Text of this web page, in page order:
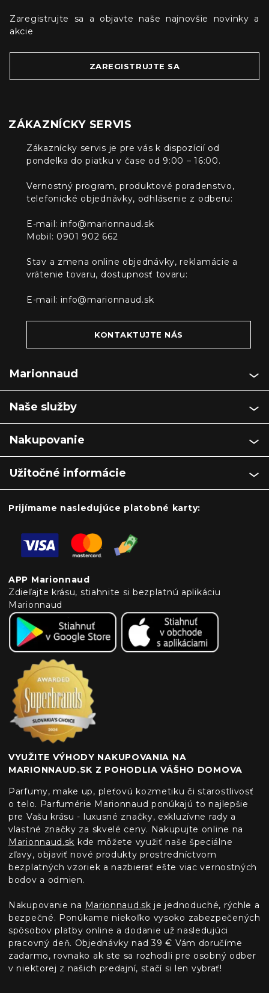
Zaregistrujte sa a objavte naše najnovšie novinky a
akcie
ZAREGISTRUJTE SA
ZÁKAZNÍCKY SERVIS
Zákaznícky servis je pre vás k dispozícií od
pondelka do piatku v čase od 9:00 – 16:00.
Vernostný program, produktové poradenstvo,
telefonické objednávky, odhlásenie z odberu:
E-mail: info@marionnaud.sk
Mobil: 0901 902 662
Stav a zmena online objednávky, reklamácie a
vrátenie tovaru, dostupnosť tovaru:
E-mail: info@marionnaud.sk
KONTAKTUJTE NÁS
Marionnaud
Naše služby
Nakupovanie
Užitočné informácie
Prijímame nasledujúce platobné karty:
APP Marionnaud
Zdieľajte krásu, stiahnite si bezplatnú aplikáciu
Marionnaud
VYUŽITE VÝHODY NAKUPOVANIA NA
MARIONNAUD.SK Z POHODLIA VÁŠHO DOMOVA
Parfumy, make up, pleťovú kozmetiku či starostlivosť
o telo. Parfumérie Marionnaud ponúkajú to najlepšie
pre Vašu krásu - luxusné značky, exkluzívne rady a
vlastné značky za skvelé ceny. Nakupujte online na
Marionnaud.sk kde môžete využiť naše špeciálne
zľavy, objaviť nové produkty prostredníctvom
bezplatných vzoriek a nazbierať ešte viac vernostných
bodov a odmien.
Nakupovanie na Marionnaud.sk je jednoduché, rýchle a
bezpečné. Ponúkame niekoľko vysoko zabezpečených
spôsobov platby online a dodanie už nasledujúci
pracovný deň. Objednávky nad 39 € Vám doručíme
zadarmo, rovnako ak ste sa rozhodli pre osobný odber
v niektorej z našich predajní, stačí si len vybrať!